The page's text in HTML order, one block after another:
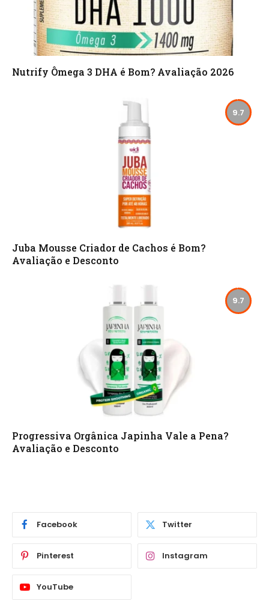
Nutrify Ômega 3 DHA é Bom? Avaliação 2026
9.7
Juba Mousse Criador de Cachos é Bom?
Avaliação e Desconto
9.7
Progressiva Orgânica Japinha Vale a Pena?
Avaliação e Desconto
Facebook Twitter
Pinterest Instagram
YouTube